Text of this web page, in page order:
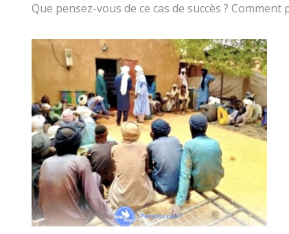
Que pensez-vous de ce cas de succès ?